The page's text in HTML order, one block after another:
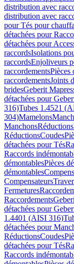
distribution avec
distribution avec
pour Tés pour
détachées pour
détachées pour
raccordsIsolations
raccordsEnjoliveurs
raccordementsPièces
raccordementsJoints
bridesGeberit
détachées pour
316)Tubes 1.4521
304)Mamelons
ManchonsRéductions
RéductionsCoudes
détachées pour Tés
Raccords
démontablesPièces
démontables
Compensateurs
Fermetures
Raccordements
détachées pour
1.4401 (AISI 316)
détachées pour
RéductionsCoudes
détachées pour Tés
Raccords